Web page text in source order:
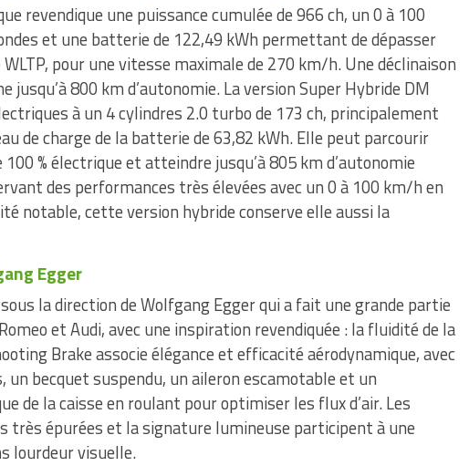
revendique une puissance cumulée de 966 ch, un 0 à 100
et une batterie de 122,49 kWh permettant de dépasser
pour une vitesse maximale de 270 km/h. Une déclinaison
jusqu’à 800 km d’autonomie. La version Super Hybride DM
à un 4 cylindres 2.0 turbo de 173 ch, principalement
de charge de la batterie de 63,82 kWh. Elle peut parcourir
% électrique et atteindre jusqu’à 805 km d’autonomie
des performances très élevées avec un 0 à 100 km/h en
notable, cette version hybride conserve elle aussi la
Egger
la direction de Wolfgang Egger qui a fait une grande partie
et Audi, avec une inspiration revendiquée : la fluidité de la
Brake associe élégance et efficacité aérodynamique, avec
un becquet suspendu, un aileron escamotable et un
de la caisse en roulant pour optimiser les flux d’air. Les
très épurées et la signature lumineuse participent à une
lourdeur visuelle.